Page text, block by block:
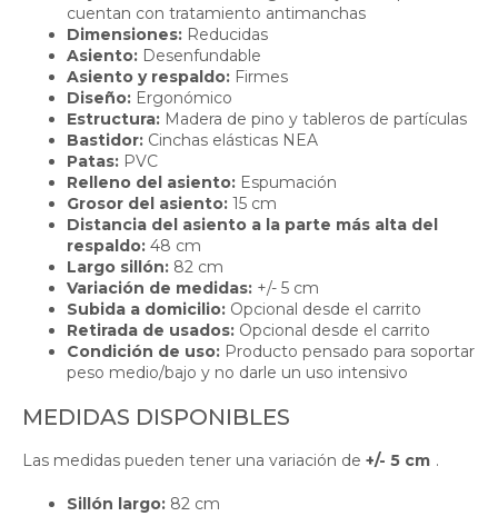
cuentan con tratamiento antimanchas
Dimensiones: Reducidas
Asiento: Desenfundable
Asiento y respaldo: Firmes
Diseño: Ergonómico
Estructura: Madera de pino y tableros de partículas
Bastidor: Cinchas elásticas NEA
Patas: PVC
Relleno del asiento: Espumación
Grosor del asiento: 15 cm
Distancia del asiento a la parte más alta del
respaldo: 48 cm
Largo sillón: 82 cm
Variación de medidas: +/- 5 cm
Subida a domicilio: Opcional desde el carrito
Retirada de usados: Opcional desde el carrito
Condición de uso: Producto pensado para soportar
peso medio/bajo y no darle un uso intensivo
MEDIDAS DISPONIBLES
Las medidas pueden tener una variación de +/- 5 cm .
Sillón largo: 82 cm